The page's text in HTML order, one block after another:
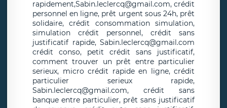
rapidement,Sabin.leclercq@gmail.com, crédit
personnel en ligne, prêt urgent sous 24h, prêt
solidaire, crédit consommation simulation,
simulation crédit personnel, crédit sans
justificatif rapide, Sabin.leclercq@gmail.com
crédit conso, petit crédit sans justificatif,
comment trouver un prêt entre particulier
serieux, micro crédit rapide en ligne, crédit
particulier serieux rapide,
Sabin.leclercq@gmail.com, crédit sans
banque entre particulier, prêt sans justificatif